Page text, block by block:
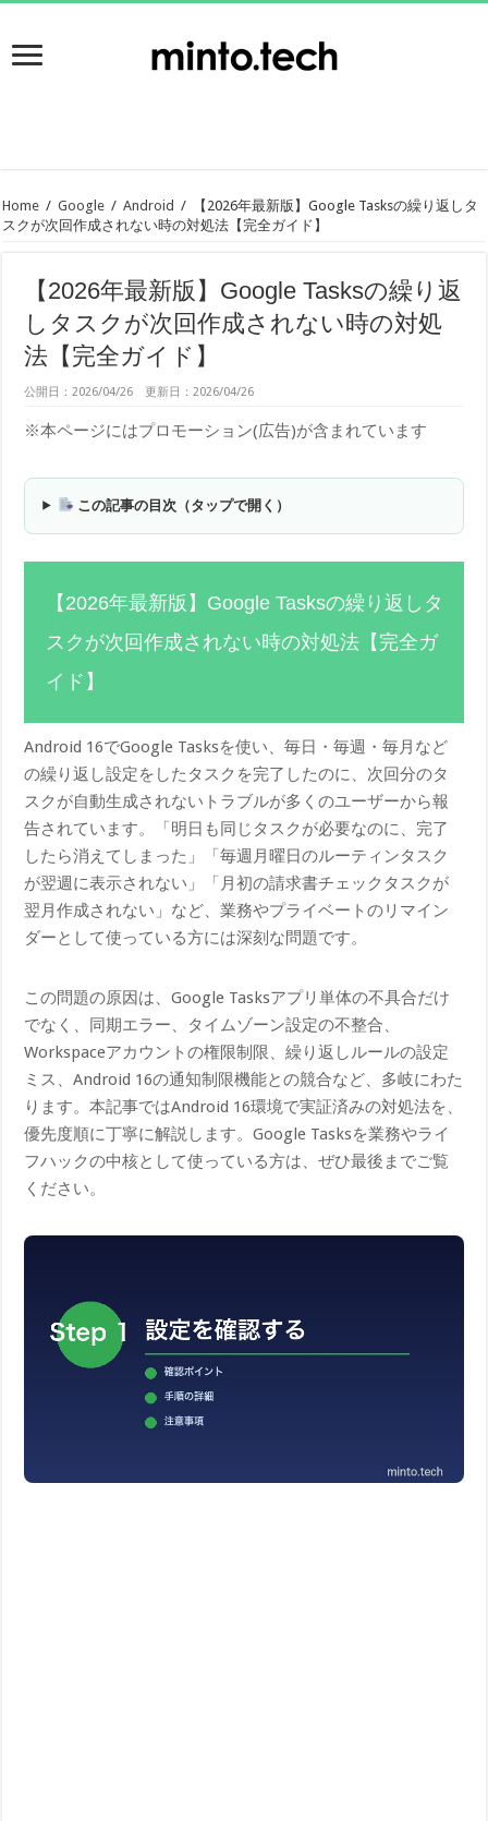
Home / Google / Android /
【2026年最新版】Google Tasksの繰り返しタ
スクが次回作成されない時の対処法【完全ガイド】
【2026年最新版】Google Tasksの繰り返
しタスクが次回作成されない時の対処
法【完全ガイド】
公開日：2026/04/26 更新日：2026/04/26
※本ページにはプロモーション(広告)が含まれています
この記事の目次（タップで開く）
【2026年最新版】Google Tasksの繰り返しタ
スクが次回作成されない時の対処法【完全ガ
イド】
Android 16でGoogle Tasksを使い、毎日・毎週・毎月など
の繰り返し設定をしたタスクを完了したのに、次回分のタ
スクが自動生成されないトラブルが多くのユーザーから報
告されています。「明日も同じタスクが必要なのに、完了
したら消えてしまった」「毎週月曜日のルーティンタスク
が翌週に表示されない」「月初の請求書チェックタスクが
翌月作成されない」など、業務やプライベートのリマイン
ダーとして使っている方には深刻な問題です。
この問題の原因は、Google Tasksアプリ単体の不具合だけ
でなく、同期エラー、タイムゾーン設定の不整合、
Workspaceアカウントの権限制限、繰り返しルールの設定
ミス、Android 16の通知制限機能との競合など、多岐にわた
ります。本記事ではAndroid 16環境で実証済みの対処法を、
優先度順に丁寧に解説します。Google Tasksを業務やライ
フハックの中核として使っている方は、ぜひ最後までご覧
ください。